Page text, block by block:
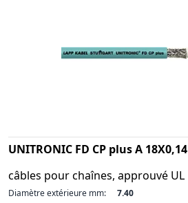
UNITRONIC FD CP plus A 18X0,14
câbles pour chaînes, approuvé UL
Diamètre extérieure mm:
7.40